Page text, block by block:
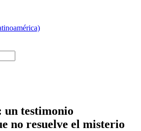
un testimonio
no resuelve el misterio